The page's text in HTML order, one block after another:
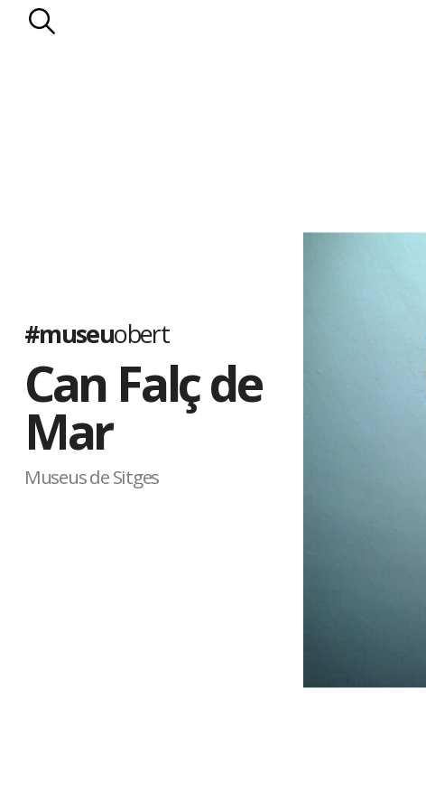
#museuobert
Can Falç de
Mar
Museus de Sitges